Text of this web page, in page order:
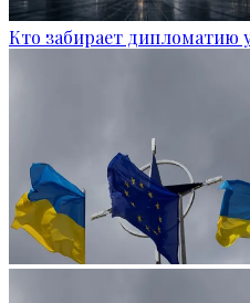
Кто забирает дипломатию